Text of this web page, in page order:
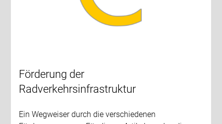
Förderung der
Radverkehrsinfrastruktur
Ein Wegweiser durch die verschiedenen